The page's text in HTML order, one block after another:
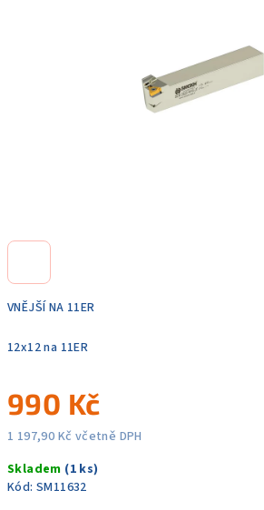
VNĚJŠÍ NA 11ER
12x12 na 11ER
990 Kč
1 197,90 Kč včetně DPH
cena:
Skladem (1 ks)
Kód: SM11632